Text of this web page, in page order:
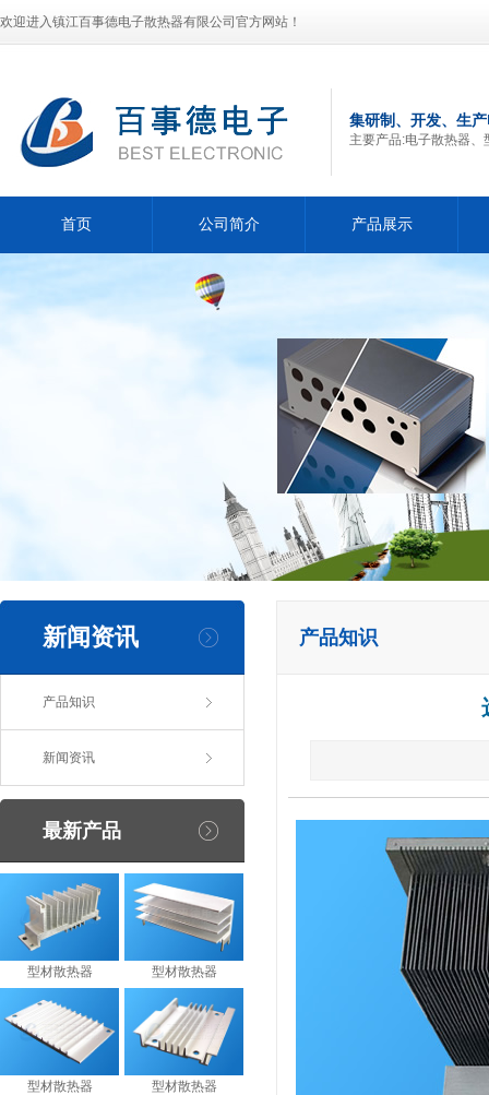
欢迎进入镇江百事德电子散热器有限公司官方网站！
集研制、开发、生
主要产品:电子散热器
首页 公司简介 产品展示
新闻资讯
产品知识
新闻资讯
最新产品
型材散热器 型材散热器
型材散热器 型材散热器
产品知识